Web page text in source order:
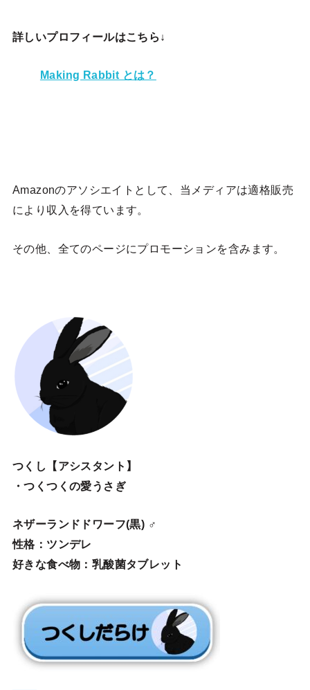
詳しいプロフィールはこちら↓
Making Rabbit とは？
Amazonのアソシエイトとして、当メディアは適格販売
により収入を得ています。
その他、全てのページにプロモーションを含みます。
つくし【アシスタント】
・つくつくの愛うさぎ
ネザーランドドワーフ(黒) ♂
性格：ツンデレ
好きな食べ物：乳酸菌タブレット